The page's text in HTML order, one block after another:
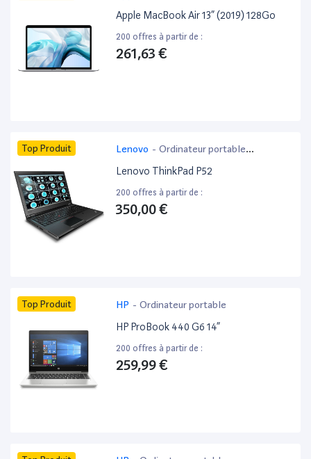
Apple MacBook Air 13” (2019) 128Go
200 offres à partir de :
261,63 €
Top Produit Lenovo - Ordinateur portable
bureautique
Lenovo ThinkPad P52
200 offres à partir de :
350,00 €
Top Produit HP - Ordinateur portable
HP ProBook 440 G6 14”
200 offres à partir de :
259,99 €